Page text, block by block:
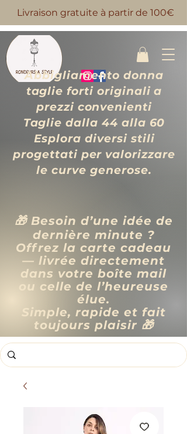
Livraison gratuite à partir de 100€
Abbigliamento donna
taglie forti originali a
prezzi convenienti
Taglie dalla 44 alla 60
Esplora diversi stili
progettati per valorizzare
le curve generose.
🎁 Besoin d’une idée de
dernière minute ?
Offrez la carte cadeau
— livrée directement
dans votre boîte mail
ou celle de l’heureuse
élue.
Simple, rapide et fait
toujours plaisir 🎁